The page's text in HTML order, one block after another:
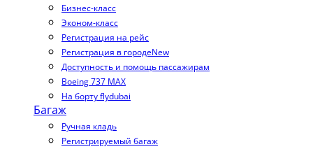
Бизнес-класс
Эконом-класс
Регистрация на рейс
Регистрация в городеNew
Доступность и помощь пассажирам
Boeing 737 MAX
На борту flydubai
Багаж
Ручная кладь
Регистрируемый багаж